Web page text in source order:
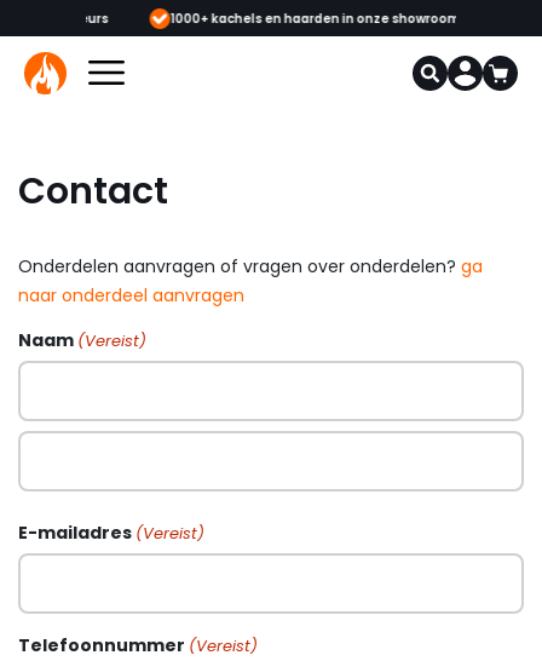
1000+ kachels en haarden in onze showrooms
Contact
Onderdelen aanvragen of vragen over onderdelen? ga
naar onderdeel aanvragen
Naam (Vereist)
E-mailadres (Vereist)
Telefoonnummer (Vereist)